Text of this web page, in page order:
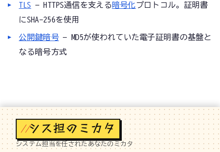
TLS — HTTPS通信を支える暗号化プロトコル。証明書
にSHA-256を使用
公開鍵暗号 — MD5が使われていた電子証明書の基盤と
なる暗号方式
//
システム担当を任されたあなたのミカタ